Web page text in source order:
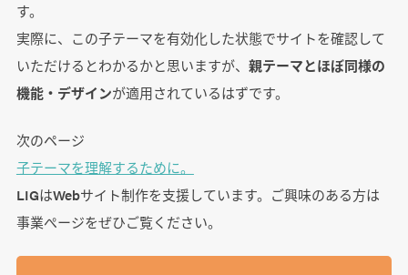
す。
実際に、この子テーマを有効化した状態でサイトを確認して
いただけるとわかるかと思いますが、 親テーマとほぼ同様の
機能・デザインが適用されているはずです。
次のページ
子テーマを理解するために。
LIGはWebサイト制作を支援しています。ご興味のある方は
事業ぺージをぜひご覧ください。